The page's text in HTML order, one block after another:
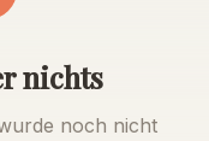
nichts
noch nicht